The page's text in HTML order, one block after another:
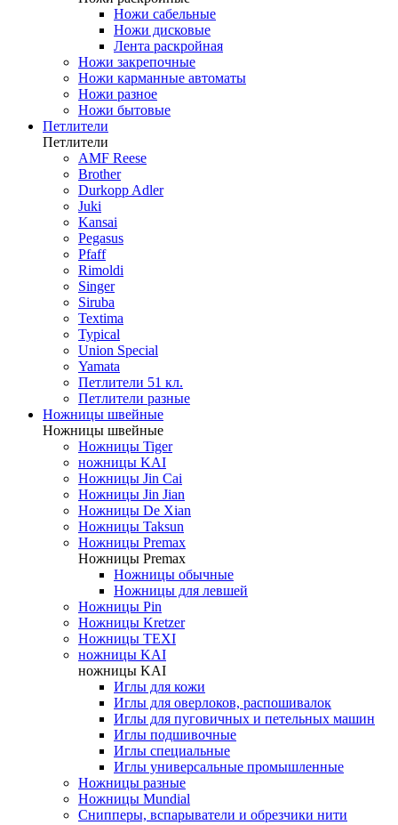
Ножи сабельные
Ножи дисковые
Лента раскройная
Ножи закрепочные
Ножи карманные автоматы
Ножи разное
Ножи бытовые
Петлители
Петлители
AMF Reese
Brother
Durkopp Adler
Juki
Kansai
Pegasus
Pfaff
Rimoldi
Singer
Siruba
Textima
Typical
Union Special
Yamata
Петлители 51 кл.
Петлители разные
Ножницы швейные
Ножницы швейные
Ножницы Tiger
ножницы KAI
Ножницы Jin Cai
Ножницы Jin Jian
Ножницы De Xian
Ножницы Taksun
Ножницы Premax
Ножницы Premax
Ножницы обычные
Ножницы для левшей
Ножницы Pin
Ножницы Kretzer
Ножницы TEXI
ножницы KAI
ножницы KAI
Иглы для кожи
Иглы для оверлоков, распошивалок
Иглы для пуговичных и петельных машин
Иглы подшивочные
Иглы специальные
Иглы универсальные промышленные
Ножницы разные
Ножницы Mundial
Снипперы, вспарыватели и обрезчики нити